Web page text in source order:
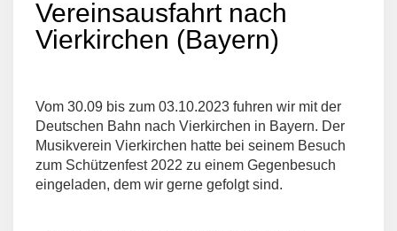
Vereinsausfahrt nach
Vierkirchen (Bayern)
Vom 30.09 bis zum 03.10.2023 fuhren wir mit der
Deutschen Bahn nach Vierkirchen in Bayern. Der
Musikverein Vierkirchen hatte bei seinem Besuch
zum Schützenfest 2022 zu einem Gegenbesuch
eingeladen, dem wir gerne gefolgt sind.